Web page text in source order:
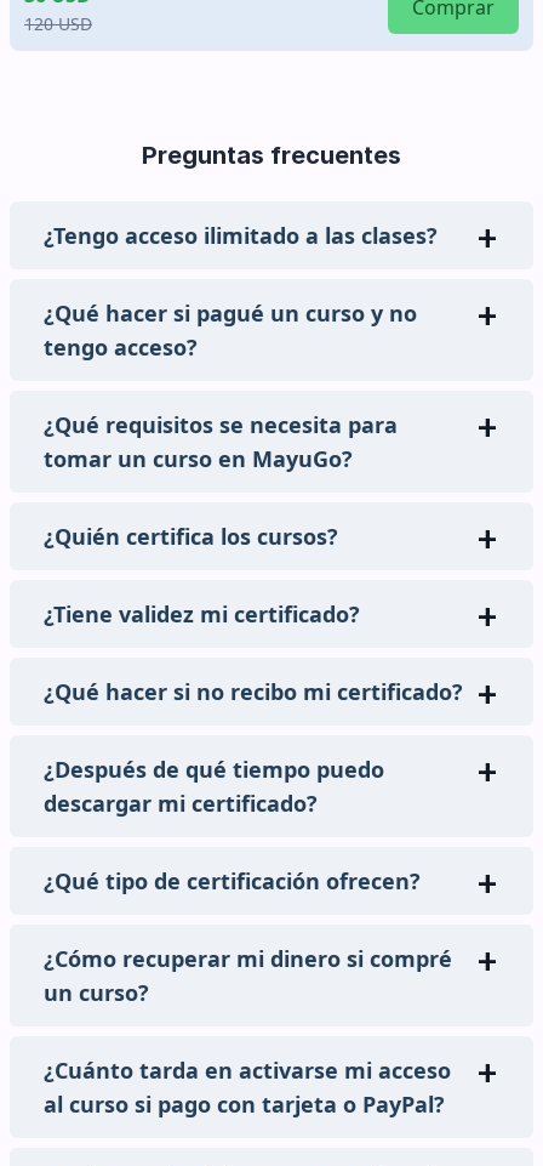
120 USD
Comprar
Preguntas frecuentes
¿Tengo acceso ilimitado a las clases?
¿Qué hacer si pagué un curso y no
tengo acceso?
¿Qué requisitos se necesita para
tomar un curso en MayuGo?
¿Quién certifica los cursos?
¿Tiene validez mi certificado?
¿Qué hacer si no recibo mi certificado?
¿Después de qué tiempo puedo
descargar mi certificado?
¿Qué tipo de certificación ofrecen?
¿Cómo recuperar mi dinero si compré
un curso?
¿Cuánto tarda en activarse mi acceso
al curso si pago con tarjeta o PayPal?